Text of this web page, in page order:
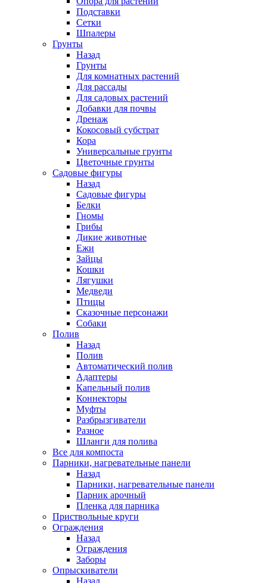
Подставки
Сетки
Шпалеры
Грунты
Назад
Грунты
Для комнатных растений
Для рассады
Для садовых растений
Добавки для почвы
Дренаж
Кокосовый субстрат
Кора
Универсальные грунты
Цветочные грунты
Садовые фигуры
Назад
Садовые фигуры
Белки
Гномы
Грибы
Дикие животные
Ежи
Зайцы
Кошки
Лягушки
Медведи
Птицы
Сказочные персонажи
Собаки
Полив
Назад
Полив
Автоматический полив
Адаптеры
Капельный полив
Коннекторы
Муфты
Разбрызгиватели
Разное
Шланги для полива
Все для компоста
Парники, нагревательные панели
Назад
Парники, нагревательные панели
Парник арочный
Пленка для парника
Приствольные круги
Ограждения
Назад
Ограждения
Заборы
Опрыскиватели
Назад